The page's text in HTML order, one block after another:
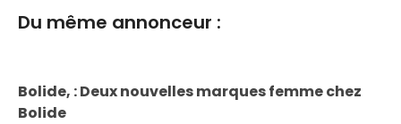
Du même annonceur :
Bolide, : Deux nouvelles marques femme chez
Bolide